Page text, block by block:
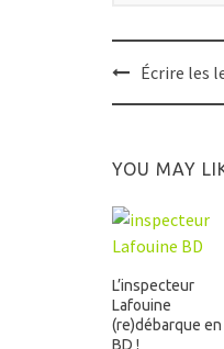
PostÉcrire les
YOU MAY
L’inspecteur
Lafouine
(re)débarque en
BD !